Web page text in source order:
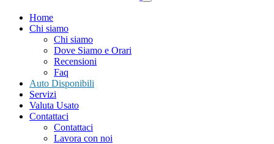
Home
Chi siamo
Chi siamo
Dove Siamo e Orari
Recensioni
Faq
Auto Disponibili
Servizi
Valuta Usato
Contattaci
Contattaci
Lavora con noi